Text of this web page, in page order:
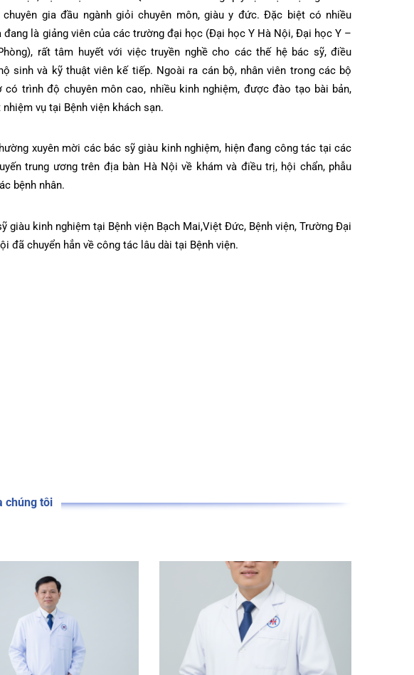
Đội ngũ chuyên gia đầu ngành Hải Phòng- Hà Nội
tới cung cấp dịch vụ y tế chất lượng cao cho người dân thành phố Hải Phòng
tỉnh lân cận, Bệnh viện đa khoa Quốc tế Hải Phòng quy tụ được đội ngũ Giáo
sỹ, chuyên gia đầu ngành giỏi chuyên môn, giàu y đức. Đặc biệt có nhiều
Hải Phòng), rất tâm huyết với việc truyền nghề cho các thế hệ bác sỹ, điều
nữ hộ sinh và kỹ thuật viên kế tiếp. Ngoài ra cán bộ, nhân viên trong các bộ
trợ có trình độ chuyên môn cao, nhiều kinh nghiệm, được đào tạo bài bản,
viện thường xuyên mời các bác sỹ giàu kinh nghiệm, hiện đang công tác tại các
của chúng tôi